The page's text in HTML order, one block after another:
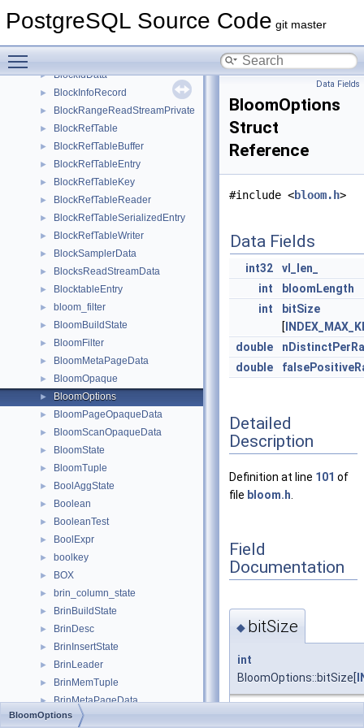
PostgreSQL Source Code git master
► BitString
► BlockIdData
► BlockInfoRecord
► BlockRangeReadStreamPrivate
► BlockRefTable
► BlockRefTableBuffer
► BlockRefTableEntry
► BlockRefTableKey
► BlockRefTableReader
► BlockRefTableSerializedEntry
► BlockRefTableWriter
► BlockSamplerData
► BlocksReadStreamData
► BlocktableEntry
► bloom_filter
► BloomBuildState
► BloomFilter
► BloomMetaPageData
► BloomOpaque
► BloomOptions
► BloomPageOpaqueData
► BloomScanOpaqueData
► BloomState
► BloomTuple
► BoolAggState
► Boolean
► BooleanTest
► BoolExpr
► boolkey
► BOX
► brin_column_state
► BrinBuildState
► BrinDesc
► BrinInsertState
► BrinLeader
► BrinMemTuple
► BrinMetaPageData
► BrinOpaque
Data Fields
BloomOptions
Struct
Reference
#include <bloom.h>
Data Fields
int32
vl_len_
int
bloomLength
int
bitSize
[
double
double
Detailed
Description
Definition at line 101 of
file bloom.h
Field
Documentation
◆ bitSize
int
BloomOptions::bitSize[
BloomOptions